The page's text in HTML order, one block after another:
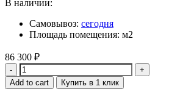
В наличии:
Самовывоз: сегодня
Площадь помещения: м2
86 300 ₽
Quantity
Add to cart Купить в 1 клик